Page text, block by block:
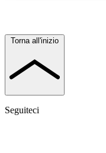
Torna all'inizio
Seguiteci